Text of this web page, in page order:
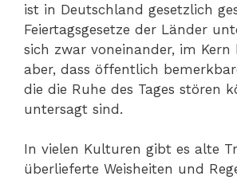
ist in Deutschland gesetzlich
Feiertagsgesetze der Länder
sich zwar voneinander, im Kern
aber, dass öffentlich
die die Ruhe des Tages stören
untersagt sind.
In vielen Kulturen gibt es alte
überlieferte Weisheiten und